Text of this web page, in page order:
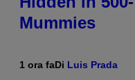
Mummies
1 ora faDi Luis Prada